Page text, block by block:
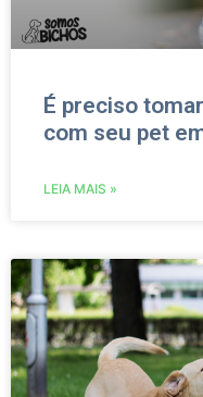
É preciso
com seu pet
LEIA MAIS »